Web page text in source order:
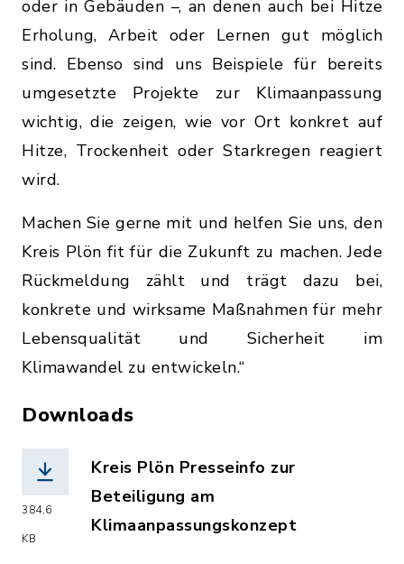
oder in Gebäuden –, an denen auch bei Hitze
Erholung, Arbeit oder Lernen gut möglich
sind. Ebenso sind uns Beispiele für bereits
umgesetzte Projekte zur Klimaanpassung
wichtig, die zeigen, wie vor Ort konkret auf
Hitze, Trockenheit oder Starkregen reagiert
wird.
Machen Sie gerne mit und helfen Sie uns, den
Kreis Plön fit für die Zukunft zu machen. Jede
Rückmeldung zählt und trägt dazu bei,
konkrete und wirksame Maßnahmen für mehr
Lebensqualität und Sicherheit im
Klimawandel zu entwickeln.“
Downloads
384,6
KB
Kreis Plön Presseinfo zur
Beteiligung am
Klimaanpassungskonzept